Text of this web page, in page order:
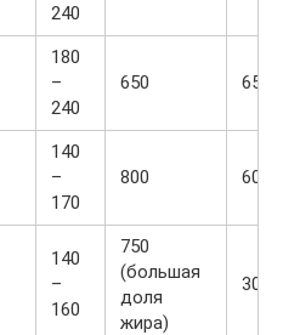
240
180
–
240
650 65
140
–
170
800 60
140
–
160
750
(большая
доля
жира)
30